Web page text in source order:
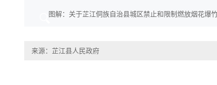
图解：关于芷江侗族自治县城区禁止和限制燃放烟花爆
来源：芷江县人民政府